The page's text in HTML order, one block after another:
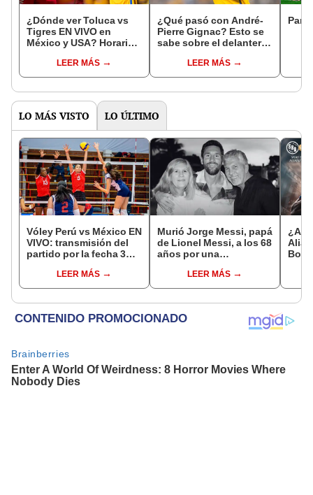
¿Dónde ver Toluca vs
Tigres EN VIVO en
México y USA? Horario y
las semifinales de la
Liga MX 2025
LEER MÁS
¿Qué pasó con André-
Pierre Gignac? Esto se
sabe sobre el delantero
semifinales de la Liga
MX 2025
LEER MÁS
LO MÁS VISTO LO ÚLTIMO
Vóley Perú vs México EN
VIVO: transmisión del
partido por la fecha 3
LEER MÁS
Murió Jorge Messi, papá
de Lionel Messi, a los 68
años por una
LEER MÁS
¿A